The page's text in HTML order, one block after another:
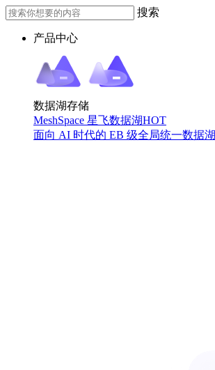
搜索
产品中心
数据湖存储
MeshSpace 星飞数据湖HOT
面向 AI 时代的 EB 级全局统一数据湖